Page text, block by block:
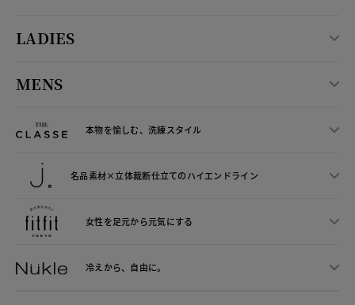
LADIES
MENS
本物を愉しむ、洗練スタイル
名品素材×立体裁断仕立てのハイエンドライン
女性を足元から元気にする
冷えから、 自由に。